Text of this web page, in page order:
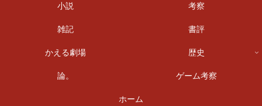
小説 考察
雑記 書評
かえる劇場 歴史
論。 ゲーム考察
ホーム